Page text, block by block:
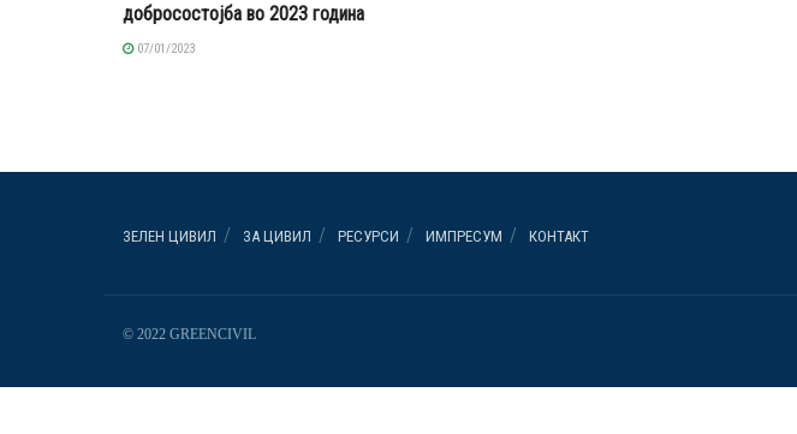
добросостојба во 2023 година
07/01/2023
ЗЕЛЕН ЦИВИЛ ЗА ЦИВИЛ РЕСУРСИ ИМПРЕСУМ КОНТАКТ
© 2022 GREENCIVIL